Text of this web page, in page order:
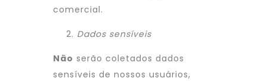
comercial.
Dados sensíveis
Não serão coletados dados
sensíveis de nossos usuários,